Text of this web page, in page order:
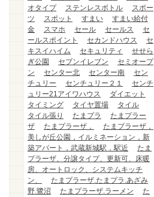
オタイプ
ステンレスボトル
スポー
ツ
スポット すまい
すまい給付
金
スマホ セール セールス
セ
ールスポイント
セカンドハウス
セ
キスイハイム
セキュリティ
せせら
ぎ公園
セブンイレブン
セミオープ
ン
センター北 センター南
セン
チュリー
センチュリー２１
センチ
ュリー21アイワハウス
ダイエット
タイミング
タイヤ置場
タイル
タイル張り
たまプラ
たまプラー
ザ
たまプラーザ，
たまプラーザ，
美しが丘公園，イルミネーション，新
築アパート，武蔵新城駅，駅近
たま
プラーザ、分譲タイプ、更新可、床暖
房、オートロック、システムキッチ
ン、
たまプラーザ.たまプラ.あざみ
野.鷺沼
たまプラーザ.ラーメン
た